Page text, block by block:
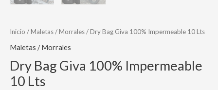
Inicio /Maletas / Morrales/ Dry Bag Giva 100% Impermeable 10 Lts
Maletas / Morrales
Dry Bag Giva 100% Impermeable
10 Lts